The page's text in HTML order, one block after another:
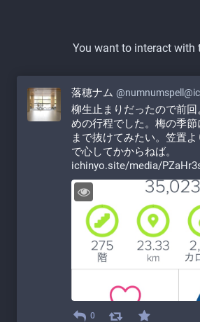
You want to interact with
落穂ナム
柳生止まりだったので前
めの行程でした。梅の季
まで抜けてみたい。笠置
で心してかからねば。
ichinyo.site/media/
0